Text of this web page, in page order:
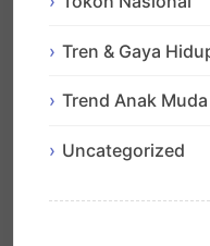
Tren & Gaya
Trend Anak Muda
Uncategorized